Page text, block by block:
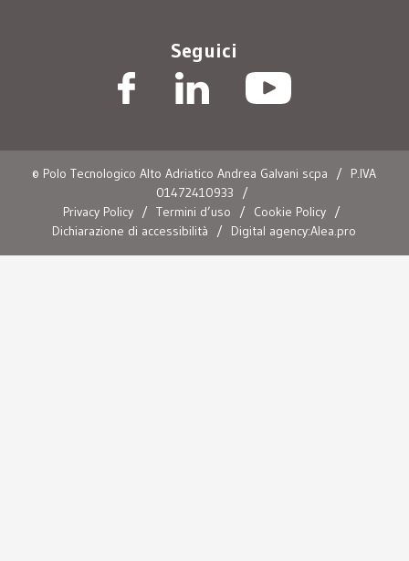
Seguici
© Polo Tecnologico Alto Adriatico Andrea Galvani scpa /
P.IVA
01472410933
/
Privacy Policy / Termini d’uso / Cookie Policy /
Dichiarazione di accessibilità
/ Digital agency:Alea.pro